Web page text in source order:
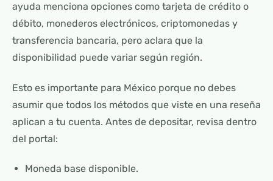
ayuda menciona opciones como tarjeta de crédito o
débito, monederos electrónicos, criptomonedas y
transferencia bancaria, pero aclara que la
disponibilidad puede variar según región.
Esto es importante para México porque no debes
asumir que todos los métodos que viste en una reseña
aplican a tu cuenta. Antes de depositar, revisa dentro
del portal:
Moneda base disponible.